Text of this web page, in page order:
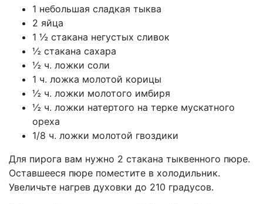
1 небольшая сладкая тыква
2 яйца
1 ½ стакана негустых сливок
½ стакана сахара
½ ч. ложки соли
1 ч. ложка молотой корицы
½ ч. ложки молотого имбиря
½ ч. ложки натертого на терке мускатного
ореха
1/8 ч. ложки молотой гвоздики
Для пирога вам нужно 2 стакана тыквенного пюре.
Оставшееся пюре поместите в холодильник.
Увеличьте нагрев духовки до 210 градусов.